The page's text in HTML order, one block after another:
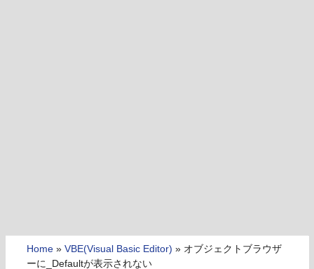
Home » VBE(Visual Basic Editor) » オブジェクトブラウザ
ーに_Defaultが表示されない